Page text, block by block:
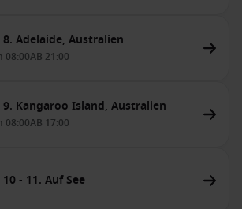
8. Adelaide, Australien
08:00AB 21:00
9. Kangaroo Island, Australien
08:00AB 17:00
10 - 11. Auf See